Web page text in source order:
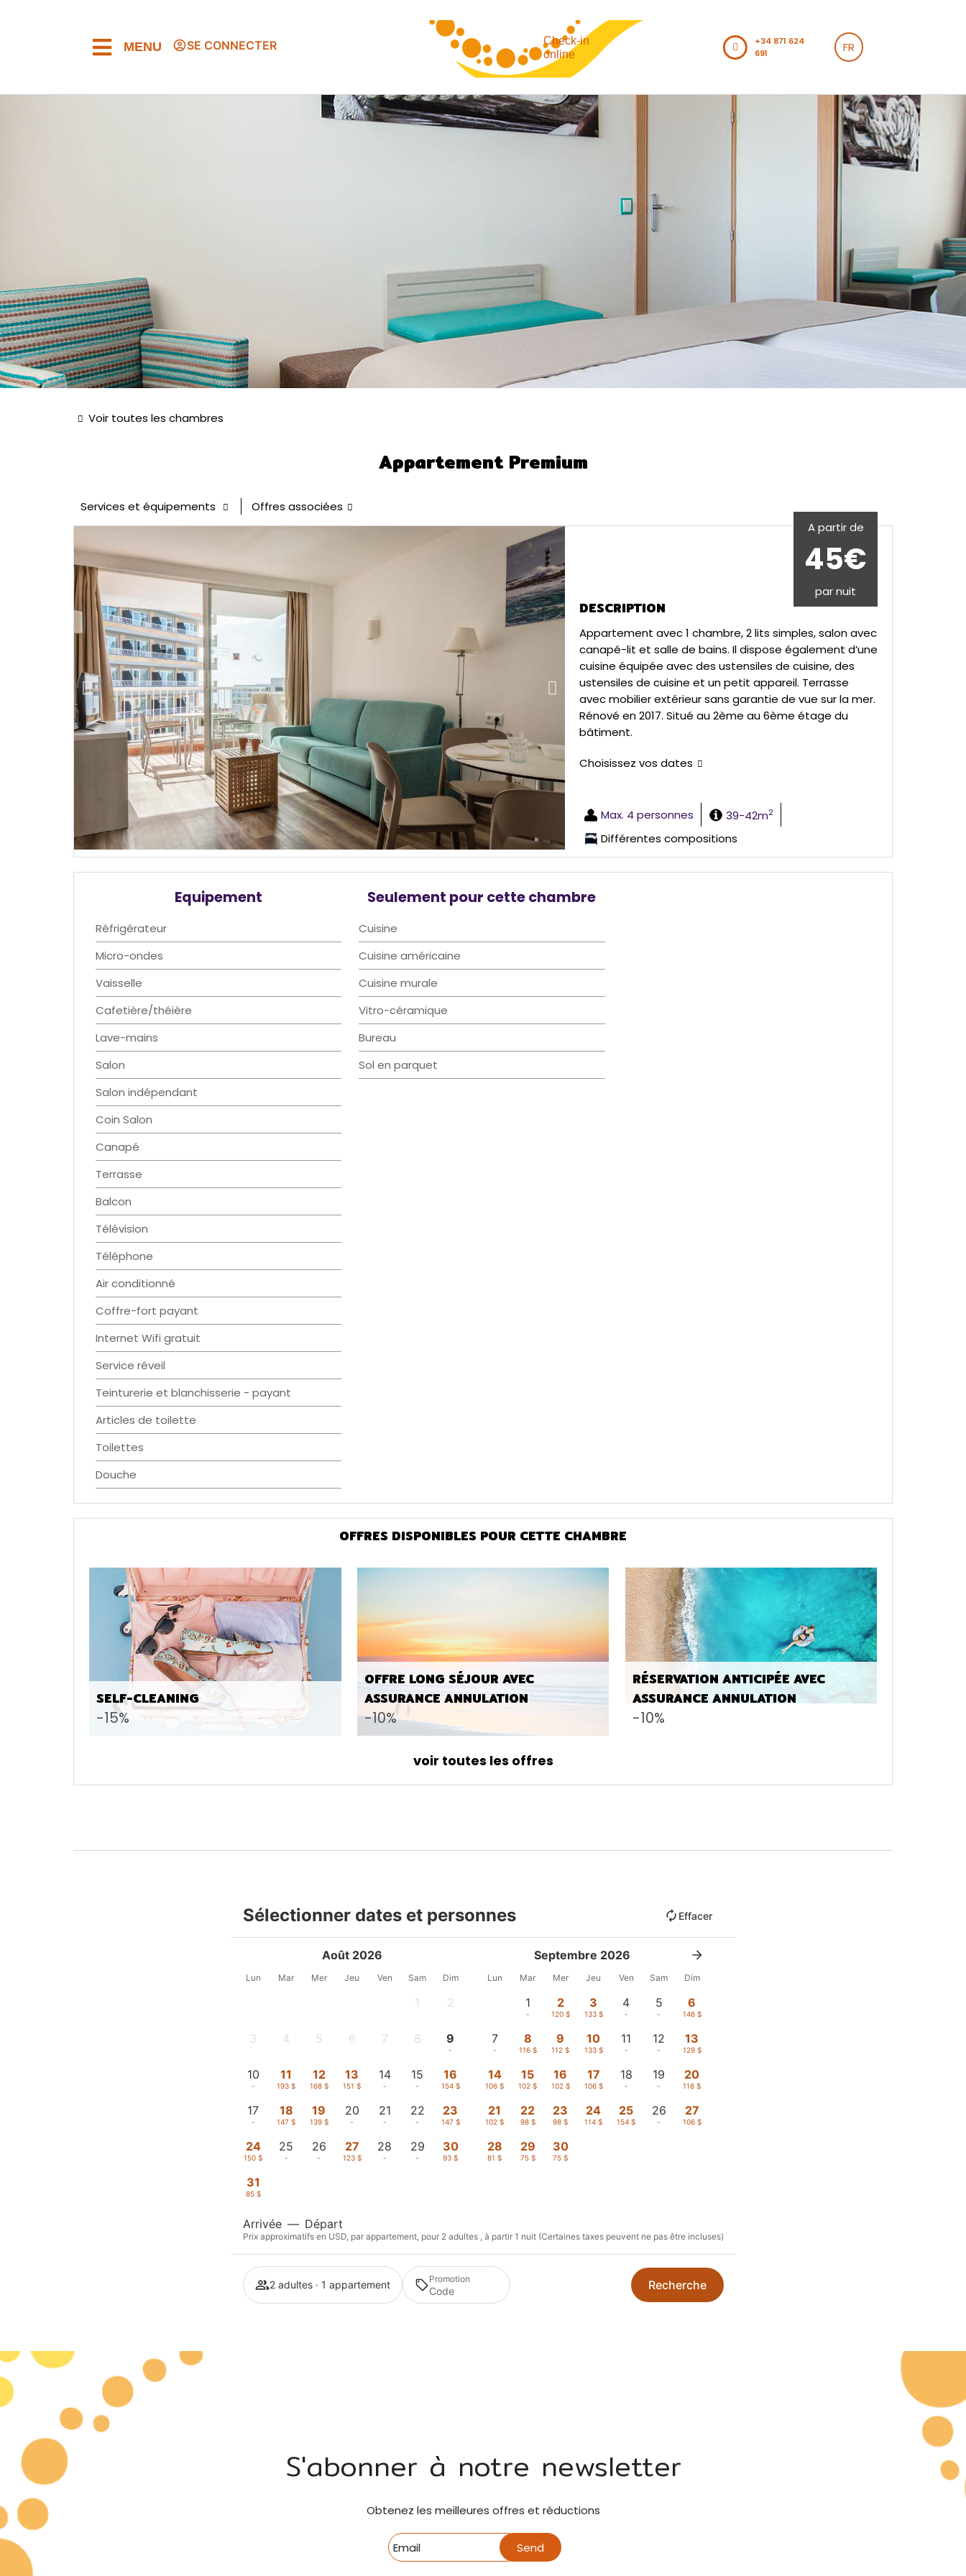
MENU SE CONNECTER
Check-in
online
+34 871 624
691
FR
Voir toutes les chambres
Appartement Premium
Services et équipements Offres associées
Max. 4 personnes 39-42m2
Différentes compositions
A partir de
45€
par nuit
DESCRIPTION
Appartement avec 1 chambre, 2 lits simples, salon avec
canapé-lit et salle de bains. Il dispose également d’une
cuisine équipée avec des ustensiles de cuisine, des
ustensiles de cuisine et un petit appareil. Terrasse
avec mobilier extérieur sans garantie de vue sur la mer.
Rénové en 2017. Situé au 2ème au 6ème étage du
bâtiment.
Choisissez vos dates
Equipement
Réfrigérateur
Micro-ondes
Vaisselle
Cafetière/théière
Lave-mains
Salon
Salon indépendant
Coin Salon
Canapé
Terrasse
Balcon
Télévision
Téléphone
Air conditionné
Coffre-fort payant
Internet Wifi gratuit
Service réveil
Teinturerie et blanchisserie - payant
Articles de toilette
Toilettes
Douche
Seulement pour cette chambre
Cuisine
Cuisine américaine
Cuisine murale
Vitro-céramique
Bureau
Sol en parquet
OFFRES DISPONIBLES POUR CETTE CHAMBRE
SELF-CLEANING
-15%
OFFRE LONG SÉJOUR AVEC
ASSURANCE ANNULATION
-10%
RÉSERVATION ANTICIPÉE AVEC
ASSURANCE ANNULATION
-10%
voir toutes les offres
Sélectionner dates et personnes Effacer
Août 2026
Lun Mar Mer Jeu Ven Sam Dim
1 2
3 4 5 6 7 8 9
-
10
-
11
193 $
12
168 $
13
151 $
14
-
15
-
16
154 $
17
-
18
147 $
19
139 $
20
-
21
-
22
-
23
147 $
24
150 $
25
-
26
-
27
123 $
28
-
29
-
30
93 $
31
85 $
Septembre 2026
Lun Mar Mer Jeu Ven Sam Dim
1
-
2
120 $
3
133 $
4
-
5
-
6
146 $
7
-
8
116 $
9
112 $
10
133 $
11
-
12
-
13
129 $
14
106 $
15
102 $
16
102 $
17
106 $
18
-
19
-
20
118 $
21
102 $
22
98 $
23
98 $
24
114 $
25
154 $
26
-
27
106 $
28
81 $
29
75 $
30
75 $
Arrivée — Départ
Prix approximatifs en USD, par appartement, pour 2 adultes , à partir 1 nuit (Certaines taxes peuvent ne pas être incluses)
2 adultes · 1 appartement Promotion Recherche
S'abonner à notre newsletter
Obtenez les meilleures offres et réductions
Send